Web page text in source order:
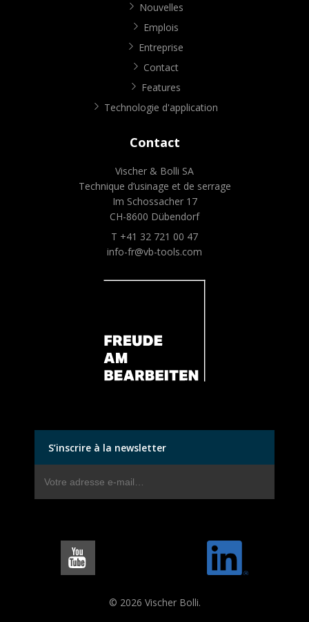
Nouvelles
Emplois
Entreprise
Contact
Features
Technologie d'application
Contact
Vischer & Bolli SA
Technique d’usinage et de serrage
Im Schossacher 17
CH-8600 Dübendorf
T +41 32 721 00 47
info-fr@vb-tools.com
S’inscrire à la newsletter
© 2026 Vischer Bolli.